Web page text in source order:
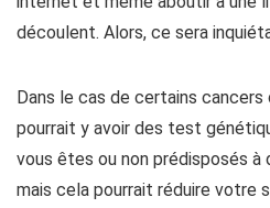
découlent. Alors, ce sera
Dans le cas de certains cancers
pourrait y avoir des test
vous êtes ou non prédisposés
mais cela pourrait réduire votre